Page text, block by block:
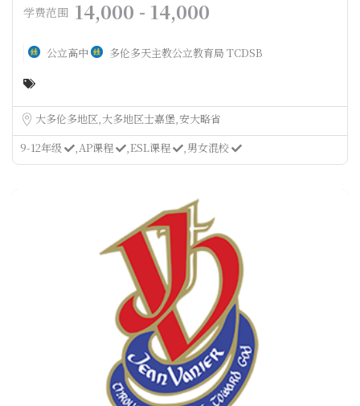
学费范围 14,000 - 14,000
公立高中 多伦多天主教公立教育局 TCDSB
大多伦多地区大多地区士嘉堡安大略省
9-12年级
AP课程 ESL课程 男女混校